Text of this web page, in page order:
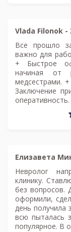
Vlada Filonok -
Все прошло
важно для
+ Быстрое
начиная от
медсестрами.
Заключение
Елизавета
Невролог
клинику.
без вопросов.
оформили,
день получила
всю пыталась
популярное. В